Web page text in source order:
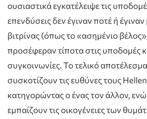
ουσιαστικά εγκατέλειψε τις
επενδύσεις δεν έγιναν ποτέ ή
βιτρίνας (όπως το «ασημένιο
προσέφεραν τίποτα στις υποδομές
συγκοινωνίες. Το τελικό
συσκοτίζουν τις ευθύνες τους
κατηγορώντας ο ένας τον άλλον,
εμπαίζουν τις οικογένειες των